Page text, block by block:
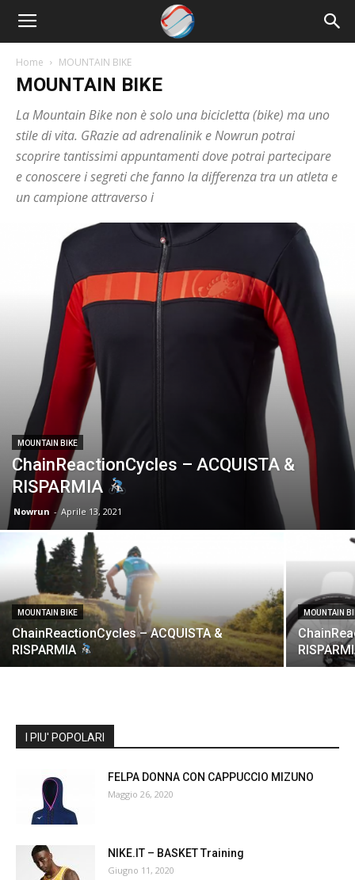
Nowrun
Home MOUNTAIN BIKE
MOUNTAIN BIKE
La Mountain Bike non è solo una bicicletta (bike) ma uno
stile di vita. GRazie ad adrenalinik e Nowrun potrai
scoprire tantissimi appuntamenti dove potrai partecipare
e conoscere i segreti che fanno la differenza tra un atleta e
un campione attraverso i
MOUNTAIN BIKE
ChainReactionCycles – ACQUISTA &
RISPARMIA
Nowrun - Aprile 13, 2021
MOUNTAIN BIKE
ChainReactionCycles – ACQUISTA &
RISPARMIA
MOUNTAIN
I PIU' POPOLARI
FELPA DONNA CON CAPPUCCIO MIZUNO
Maggio 26, 2020
NIKE.IT – BASKET Training
Giugno 11, 2020